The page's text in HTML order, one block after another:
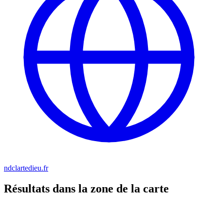
ndclartedieu.fr
Résultats dans la zone de la carte